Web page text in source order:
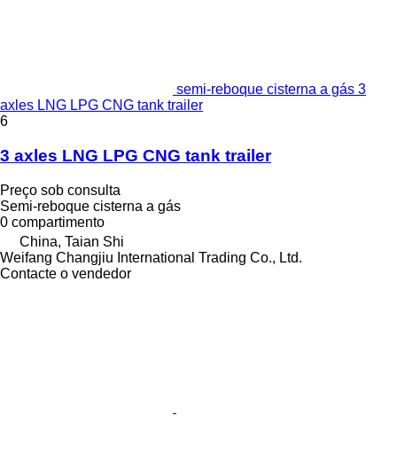
semi-reboque cisterna a gás 3
axles LNG LPG CNG tank trailer
6
3 axles LNG LPG CNG tank trailer
Preço sob consulta
Semi-reboque cisterna a gás
0 compartimento
China, Taian Shi
Weifang Changjiu International Trading Co., Ltd.
Contacte o vendedor